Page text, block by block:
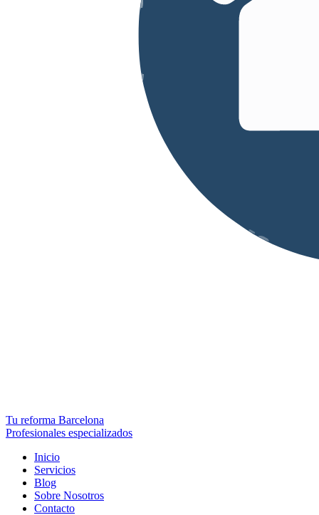
Tu reforma Barcelona
Profesionales especializados
Inicio
Servicios
Blog
Sobre Nosotros
Contacto